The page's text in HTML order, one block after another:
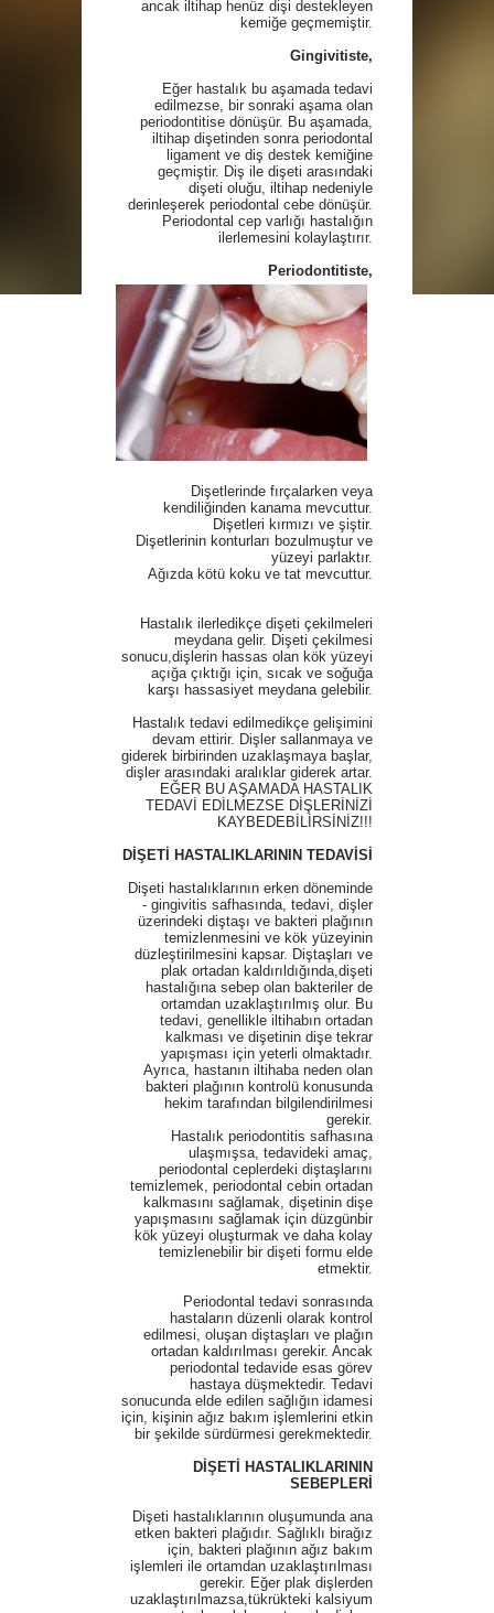
ancak iltihap henüz dişi destekleyen
kemiğe geçmemiştir.
Gingivitiste,
Eğer hastalık bu aşamada tedavi
edilmezse, bir sonraki aşama olan
periodontitise dönüşür. Bu aşamada,
iltihap dişetinden sonra periodontal
ligament ve diş destek kemiğine
geçmiştir. Diş ile dişeti arasındaki
dişeti oluğu, iltihap nedeniyle
derinleşerek periodontal cebe dönüşür.
Periodontal cep varlığı hastalığın
ilerlemesini kolaylaştırır.
Periodontitiste,
Dişetlerinde fırçalarken veya
kendiliğinden kanama mevcuttur.
Dişetleri kırmızı ve şiştir.
Dişetlerinin konturları bozulmuştur ve
yüzeyi parlaktır.
Ağızda kötü koku ve tat mevcuttur.
Hastalık ilerledikçe dişeti çekilmeleri
meydana gelir. Dişeti çekilmesi
sonucu,dişlerin hassas olan kök yüzeyi
açığa çıktığı için, sıcak ve soğuğa
karşı hassasiyet meydana gelebilir.
Hastalık tedavi edilmedikçe gelişimini
devam ettirir. Dişler sallanmaya ve
giderek birbirinden uzaklaşmaya başlar,
dişler arasındaki aralıklar giderek artar.
EĞER BU AŞAMADA HASTALIK
TEDAVİ EDİLMEZSE DİŞLERİNİZİ
KAYBEDEBİLİRSİNİZ!!!
DİŞETİ HASTALIKLARININ TEDAVİSİ
Dişeti hastalıklarının erken döneminde
- gingivitis safhasında, tedavi, dişler
üzerindeki diştaşı ve bakteri plağının
temizlenmesini ve kök yüzeyinin
düzleştirilmesini kapsar. Diştaşları ve
plak ortadan kaldırıldığında,dişeti
hastalığına sebep olan bakteriler de
ortamdan uzaklaştırılmış olur. Bu
tedavi, genellikle iltihabın ortadan
kalkması ve dişetinin dişe tekrar
yapışması için yeterli olmaktadır.
Ayrıca, hastanın iltihaba neden olan
bakteri plağının kontrolü konusunda
hekim tarafından bilgilendirilmesi
gerekir.
Hastalık periodontitis safhasına
ulaşmışsa, tedavideki amaç,
periodontal ceplerdeki diştaşlarını
temizlemek, periodontal cebin ortadan
kalkmasını sağlamak, dişetinin dişe
yapışmasını sağlamak için düzgünbir
kök yüzeyi oluşturmak ve daha kolay
temizlenebilir bir dişeti formu elde
etmektir.
Periodontal tedavi sonrasında
hastaların düzenli olarak kontrol
edilmesi, oluşan diştaşları ve plağın
ortadan kaldırılması gerekir. Ancak
periodontal tedavide esas görev
hastaya düşmektedir. Tedavi
sonucunda elde edilen sağlığın idamesi
için, kişinin ağız bakım işlemlerini etkin
bir şekilde sürdürmesi gerekmektedir.
DİŞETİ HASTALIKLARININ
SEBEPLERİ
Dişeti hastalıklarının oluşumunda ana
etken bakteri plağıdır. Sağlıklı birağız
için, bakteri plağının ağız bakım
işlemleri ile ortamdan uzaklaştırılması
gerekir. Eğer plak dişlerden
uzaklaştırılmazsa,tükrükteki kalsiyum